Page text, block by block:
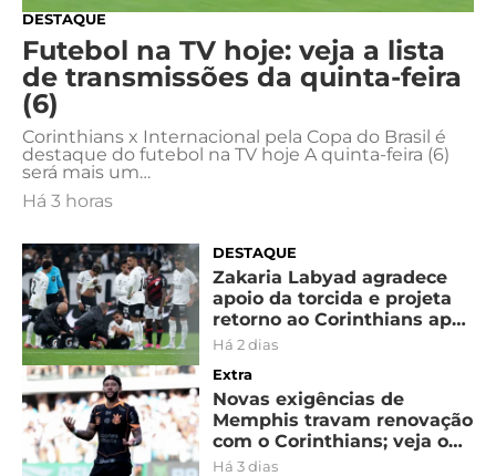
APOSTAS
CASSINOS
MELHORES
CASSINOS
2026
BOTAFOGO
INTERNACIONAL
GRÊMIO
ATLÉTICO
MG
CRUZEIRO
COPA
SUL-
AMERICANA
DOS
CAMPEÕES
DESTAQUE
Futebol na TV hoje: veja a lista
de transmissões da quinta-feira
(6)
Corinthians x Internacional pela Copa do Brasil é
destaque do futebol na TV hoje A quinta-feira (6)
será mais um…
Há 3 horas
DESTAQUE
Zakaria Labyad agradece
apoio da torcida e projeta
retorno ao Corinthians após
lesão
Há 2 dias
Extra
Novas exigências de
Memphis travam renovação
com o Corinthians; veja o
que falta para o acordo
Há 3 dias